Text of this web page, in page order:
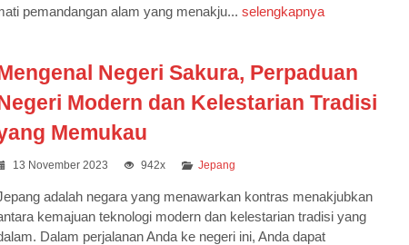
pemandangan alam yang menakju... selengkapnya
Negeri Sakura, Perpaduan
Modern dan Kelestarian Tradisi
Memukau
13 November 2023 942x Jepang
adalah negara yang menawarkan kontras menakjubkan
kemajuan teknologi modern dan kelestarian tradisi yang
Dalam perjalanan Anda ke negeri ini, Anda dapat